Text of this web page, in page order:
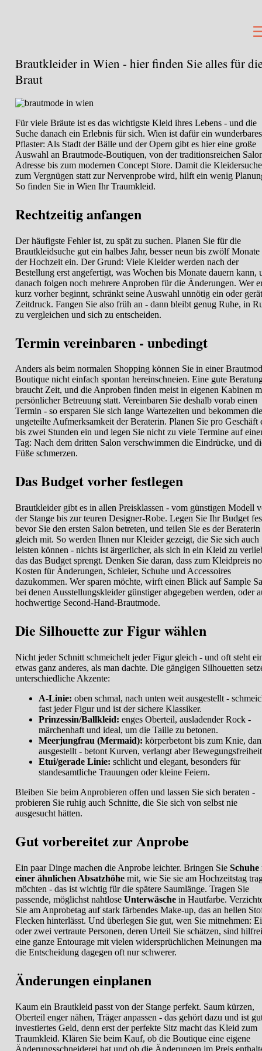
Brautkleider in Wien - hier finden Sie alles für
Braut
Für viele Bräute ist es das wichtigste Kleid ihres Lebens - und die
Suche danach ein Erlebnis für sich. Wien ist dafür ein wunderbares
Pflaster: Als Stadt der Bälle und der Opern gibt es hier eine große
Auswahl an Brautmode-Boutiquen, von der traditionsreichen
Adresse bis zum modernen Concept Store. Damit die Kleidersuche
zum Vergnügen statt zur Nervenprobe wird, hilft ein wenig
So finden Sie in Wien Ihr Traumkleid.
Rechtzeitig anfangen
Der häufigste Fehler ist, zu spät zu suchen. Planen Sie für die
Brautkleidsuche gut ein halbes Jahr, besser neun bis zwölf
der Hochzeit ein. Der Grund: Viele Kleider werden nach der
Bestellung erst angefertigt, was Wochen bis Monate dauern kann,
danach folgen noch mehrere Anproben für die Änderungen. Wer
kurz vorher beginnt, schränkt seine Auswahl unnötig ein oder
Zeitdruck. Fangen Sie also früh an - dann bleibt genug Ruhe, in
zu vergleichen und sich zu entscheiden.
Termin vereinbaren - unbedingt
Anders als beim normalen Shopping können Sie in einer
Boutique nicht einfach spontan hereinschneien. Eine gute
braucht Zeit, und die Anproben finden meist in eigenen Kabinen
persönlicher Betreuung statt. Vereinbaren Sie deshalb vorab einen
Termin - so ersparen Sie sich lange Wartezeiten und bekommen die
ungeteilte Aufmerksamkeit der Beraterin. Planen Sie pro Geschäft
bis zwei Stunden ein und legen Sie nicht zu viele Termine auf
Tag: Nach dem dritten Salon verschwimmen die Eindrücke, und
Füße schmerzen.
Das Budget vorher festlegen
Brautkleider gibt es in allen Preisklassen - vom günstigen Modell
der Stange bis zur teuren Designer-Robe. Legen Sie Ihr Budget
bevor Sie den ersten Salon betreten, und teilen Sie es der Beraterin
gleich mit. So werden Ihnen nur Kleider gezeigt, die Sie sich auch
leisten können - nichts ist ärgerlicher, als sich in ein Kleid zu
das das Budget sprengt. Denken Sie daran, dass zum Kleidpreis
Kosten für Änderungen, Schleier, Schuhe und Accessoires
dazukommen. Wer sparen möchte, wirft einen Blick auf Sample
bei denen Ausstellungskleider günstiger abgegeben werden, oder
hochwertige Second-Hand-Brautmode.
Die Silhouette zur Figur wählen
Nicht jeder Schnitt schmeichelt jeder Figur gleich - und oft steht
etwas ganz anderes, als man dachte. Die gängigen Silhouetten
unterschiedliche Akzente:
A-Linie: oben schmal, nach unten weit ausgestellt -
fast jeder Figur und ist der sichere Klassiker.
Prinzessin/Ballkleid: enges Oberteil, ausladender Rock -
märchenhaft und ideal, um die Taille zu betonen.
Meerjungfrau (Mermaid): körperbetont bis zum Knie,
ausgestellt - betont Kurven, verlangt aber
Etui/gerade Linie: schlicht und elegant, besonders für
standesamtliche Trauungen oder kleine Feiern.
Bleiben Sie beim Anprobieren offen und lassen Sie sich beraten -
probieren Sie ruhig auch Schnitte, die Sie sich von selbst nie
ausgesucht hätten.
Gut vorbereitet zur Anprobe
Ein paar Dinge machen die Anprobe leichter. Bringen Sie Schuhe
einer ähnlichen Absatzhöhemit, wie Sie sie am Hochzeitstag
möchten - das ist wichtig für die spätere Saumlänge. Tragen Sie
passende, möglichst nahtlose Unterwäschein Hautfarbe.
Sie am Anprobetag auf stark färbendes Make-up, das an hellen
Flecken hinterlässt. Und überlegen Sie gut, wen Sie mitnehmen:
oder zwei vertraute Personen, deren Urteil Sie schätzen, sind
eine ganze Entourage mit vielen widersprüchlichen Meinungen
die Entscheidung dagegen oft nur schwerer.
Änderungen einplanen
Kaum ein Brautkleid passt von der Stange perfekt. Saum kürzen,
Oberteil enger nähen, Träger anpassen - das gehört dazu und ist
investiertes Geld, denn erst der perfekte Sitz macht das Kleid zum
Traumkleid. Klären Sie beim Kauf, ob die Boutique eine eigene
Änderungsschneiderei hat und ob die Änderungen im Preis